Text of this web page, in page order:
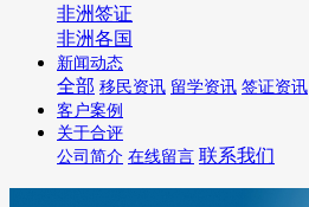
非洲签证
非洲各国
新闻动态
全部 移民资讯 留学资讯 签证资讯
客户案例
关于合评
公司简介 在线留言 联系我们